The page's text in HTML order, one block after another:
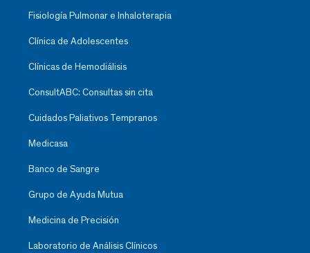
Fisiología Pulmonar e Inhaloterapia
Clínica de Adolescentes
Clínicas de Hemodiálisis
ConsultABC: Consultas sin cita
Cuidados Paliativos Tempranos
Medicasa
Banco de Sangre
Grupo de Ayuda Mutua
Medicina de Precisión
Laboratorio de Análisis Clínicos